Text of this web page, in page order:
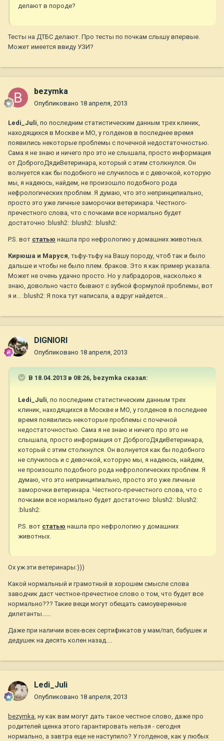
делают в породе?
Тесты на ДТБС делают. Про тесты по почкам слышу впервые.
Может имеется ввиду УЗИ?
bezymka
Опубликовано 18 апреля, 2013
Ledi_Juli, по последним статистическим данным трех клиник,
находящихся в Москве и МО, у голденов в последнее время
появились некоторые проблемы с почечной недостаточностью.
Сама я не знаю и ничего про это не слышала, просто информация
от ДоброгоДядиВетеринара, который с этим столкнулся. Он
волнуется как бы подобного не случилось и с девочкой, которую
мы, я надеюсь, найдем, не произошло подобного рода
нефрологических проблем. Я думаю, что это непринципиально,
просто это уже личные заморочки ветеринара. Честного-
пречестного слова, что с почками все нормально будет
достаточно :blush2: :blush2: :blush2:
P.S. вот статью нашла про нефрологию у домашних животных.
Кирюша и Маруся, тьфу-тьфу на Вашу породу, чтоб так и было
дальше и чтобы не было плем. браков. Это я как пример указала.
Может не очень удачно просто. Но у лабрадоров, насколько я
знаю, довольно часто бывают с зубной формулой проблемы, вот
я и... :blush2: Я пока тут написала, а вдруг найдется...
DIGNIORI
Опубликовано 18 апреля, 2013
В 18.04.2013 в 08:26, bezymka сказал:
Ledi_Juli, по последним статистическим данным трех
клиник, находящихся в Москве и МО, у голденов в последнее
время появились некоторые проблемы с почечной
недостаточностью. Сама я не знаю и ничего про это не
слышала, просто информация от ДоброгоДядиВетеринара,
который с этим столкнулся. Он волнуется как бы подобного
не случилось и с девочкой, которую мы, я надеюсь, найдем,
не произошло подобного рода нефрологических проблем. Я
думаю, что это непринципиально, просто это уже личные
заморочки ветеринара. Честного-пречестного слова, что с
почками все нормально будет достаточно :blush2: :blush2:
:blush2:
P.S. вот статью нашла про нефрологию у домашних
животных.
Ох уж эти ветеринары:)))
Какой нормальный и грамотный в хорошем смысле слова
заводчик даст честное-пречестное слово о том, что будет все
нормально??? Такие вещи могут обещать самоуверенные
дилетанты......
Даже при наличии всех-всех сертификатов у мам/пап, бабушек и
дедушек на десять колен назад....
Ledi_Juli
Опубликовано 18 апреля, 2013
bezymka, ну как вам могут дать такое честное слово, даже про
родителей щенка этого гарантировать нельзя - сегодня
нормально, а завтра еще не наступило? У голденов, как у любых